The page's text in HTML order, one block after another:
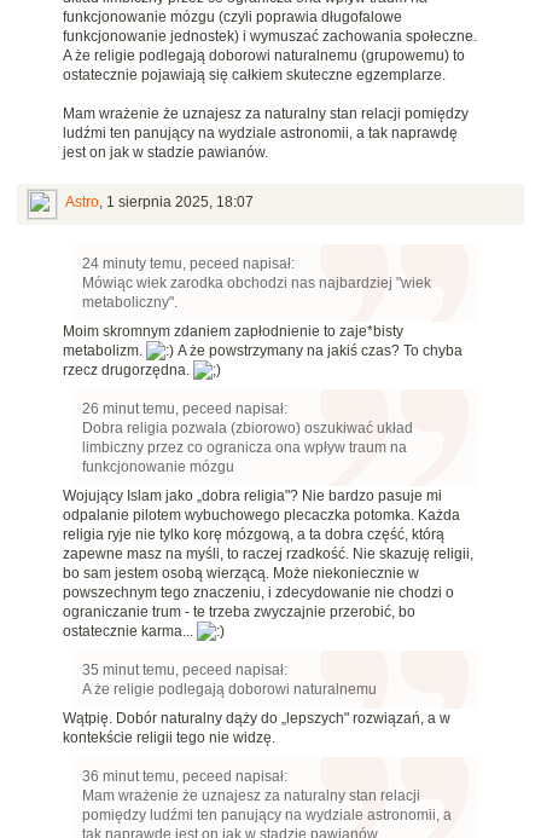
funkcjonowanie mózgu (czyli poprawia długofalowe
funkcjonowanie jednostek) i wymuszać zachowania społeczne.
A że religie podlegają doborowi naturalnemu (grupowemu) to
ostatecznie pojawiają się całkiem skuteczne egzemplarze.
Mam wrażenie że uznajesz za naturalny stan relacji pomiędzy
ludźmi ten panujący na wydziale astronomii, a tak naprawdę
jest on jak w stadzie pawianów.
Astro, 1 sierpnia 2025, 18:07
24 minuty temu, peceed napisał:
Mówiąc wiek zarodka obchodzi nas najbardziej "wiek
metaboliczny".
Moim skromnym zdaniem zapłodnienie to zaje*bisty
metabolizm.
A że powstrzymany na jakiś czas? To chyba
rzecz drugorzędna.
26 minut temu, peceed napisał:
Dobra religia pozwala (zbiorowo) oszukiwać układ
limbiczny przez co ogranicza ona wpływ traum na
funkcjonowanie mózgu
Wojujący Islam jako „dobra religia"? Nie bardzo pasuje mi
odpalanie pilotem wybuchowego plecaczka potomka. Każda
religia ryje nie tylko korę mózgową, a ta dobra część, którą
zapewne masz na myśli, to raczej rzadkość. Nie skazuję religii,
bo sam jestem osobą wierzącą. Może niekoniecznie w
powszechnym tego znaczeniu, i zdecydowanie nie chodzi o
ograniczanie trum - te trzeba zwyczajnie przerobić, bo
ostatecznie karma...
35 minut temu, peceed napisał:
A że religie podlegają doborowi naturalnemu
Wątpię. Dobór naturalny dąży do „lepszych" rozwiązań, a w
kontekście religii tego nie widzę.
36 minut temu, peceed napisał:
Mam wrażenie że uznajesz za naturalny stan relacji
pomiędzy ludźmi ten panujący na wydziale astronomii, a